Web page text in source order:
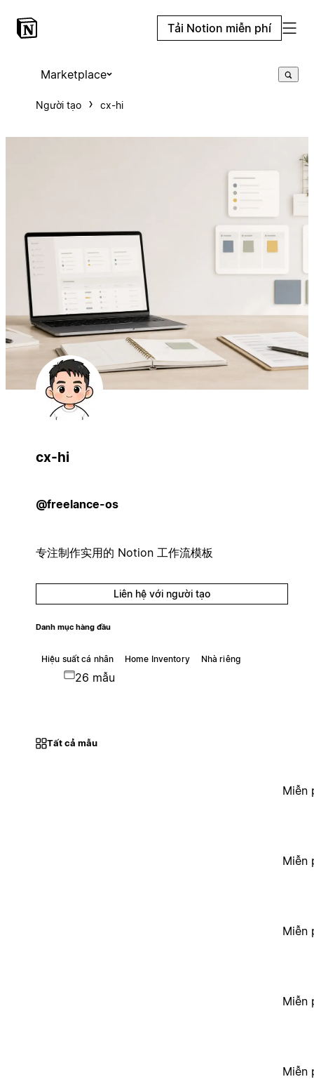
Tải Notion miễn phí
Marketplace
Người tạo cx-hi
cx-hi
@freelance-os
专注制作实用的 Notion 工作流模板
Liên hệ với người tạo
Danh mục hàng đầu
Hiệu suất cá nhân Home Inventory Nhà riêng
26 mẫu
Tất cả mẫu
Miễn
Miễn
Miễn
Miễn
Miễn